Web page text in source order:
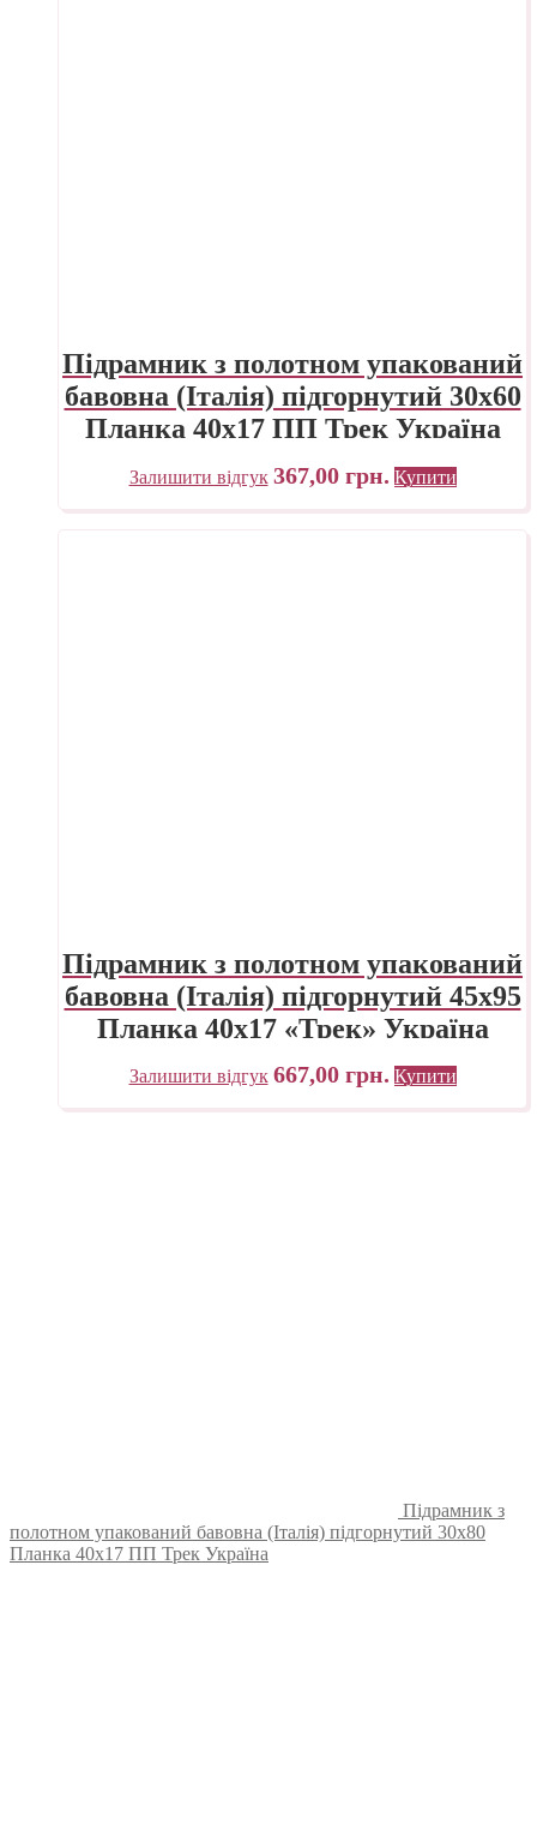
Підрамник з полотном упакований
бавовна (Італія) підгорнутий 30х60
Планка 40х17 ПП Трек Україна
Залишити відгук 367,00 грн. Купити
Підрамник з полотном упакований
бавовна (Італія) підгорнутий 45х95
Планка 40х17 «Трек» Україна
Залишити відгук 667,00 грн. Купити
Підрамник з
полотном упакований бавовна (Італія) підгорнутий 30х80
Планка 40х17 ПП Трек Україна